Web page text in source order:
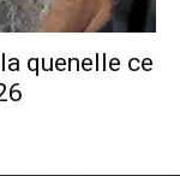
quenelle ce